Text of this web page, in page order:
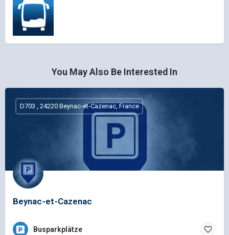
You May Also Be Interested In
Beynac-et-Cazenac
D703 , 24220 Beynac-et-Cazenac, France
Busparkplätze